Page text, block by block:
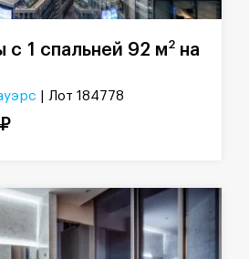
с 1 спальней 92 м2 на
| Лот 184778